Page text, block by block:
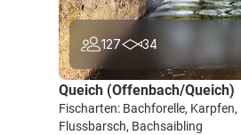
127 34
Queich (Offenbach/Queich)
Fischarten: Bachforelle, Karpfen,
Flussbarsch, Bachsaibling